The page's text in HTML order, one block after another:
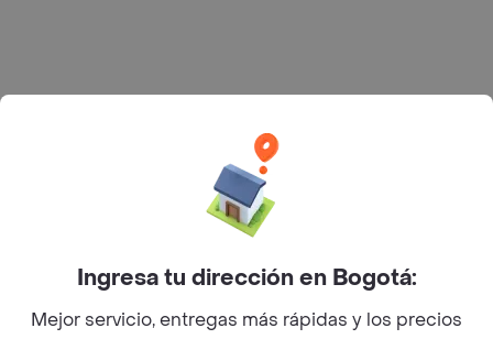
Bogotá D.C. --- notificacionesrappi@rappi.com
Ingresa tu dirección en Bogotá:
Mejor servicio, entregas más rápidas y los precios